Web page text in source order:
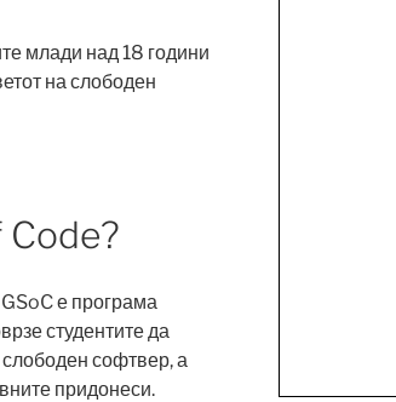
млади над 18 години
на слободен
е програма
студентите да
слободен софтвер, а
придонеси.